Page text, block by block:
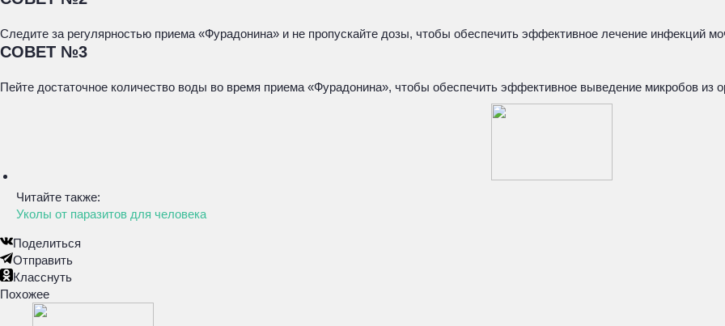
Следите за регулярностью приема «Фурадонина» и не пропускайте дозы, чтобы обеспечить эффективное лечение инфекций
СОВЕТ №3
Пейте достаточное количество воды во время приема «Фурадонина», чтобы обеспечить эффективное выведение микробов из
Читайте также:
Уколы от паразитов для человека
Поделиться
Отправить
Класснуть
Похожее